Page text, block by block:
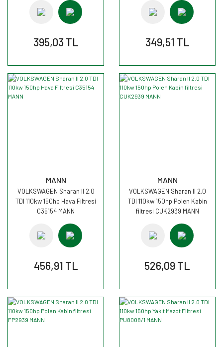
395,03 TL 349,51 TL
MANN
VOLKSWAGEN Sharan II 2.0
TDI 110kw 150hp Hava Filtresi
C35154 MANN
456,91 TL
MANN
VOLKSWAGEN Sharan II 2.0
TDI 110kw 150hp Polen Kabin
filtresi CUK2939 MANN
526,09 TL